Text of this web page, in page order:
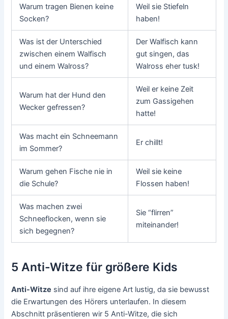
Warum tragen Bienen keine
Socken?
Weil sie Stiefeln
haben!
Was ist der Unterschied
zwischen einem Walfisch
und einem Walross?
Der Walfisch kann
gut singen, das
Walross eher tusk!
Warum hat der Hund den
Wecker gefressen?
Weil er keine Zeit
zum Gassigehen
hatte!
Was macht ein Schneemann
im Sommer?
Er chillt!
Warum gehen Fische nie in
die Schule?
Weil sie keine
Flossen haben!
Was machen zwei
Schneeflocken, wenn sie
sich begegnen?
Sie “flirren”
miteinander!
5 Anti-Witze für größere Kids
Anti-Witze sind auf ihre eigene Art lustig, da sie bewusst
die Erwartungen des Hörers unterlaufen. In diesem
Abschnitt präsentieren wir 5 Anti-Witze, die sich